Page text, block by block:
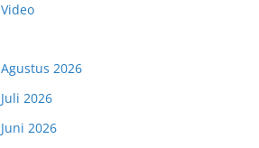
Video
Agustus 2026
Juli 2026
Juni 2026